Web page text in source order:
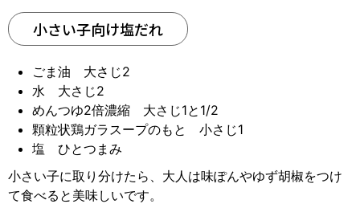
小さい子向け塩だれ
ごま油 大さじ2
水 大さじ2
めんつゆ2倍濃縮 大さじ1と1/2
顆粒状鶏ガラスープのもと 小さじ1
塩 ひとつまみ
小さい子に取り分けたら、大人は味ぽんやゆず胡椒をつけ
て食べると美味しいです。